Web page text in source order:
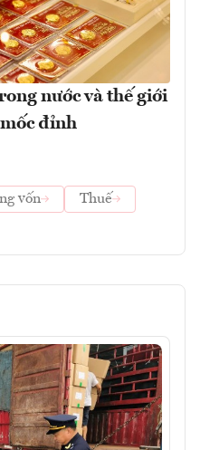
nước và thế giới
đỉnh
vốn
Thuế